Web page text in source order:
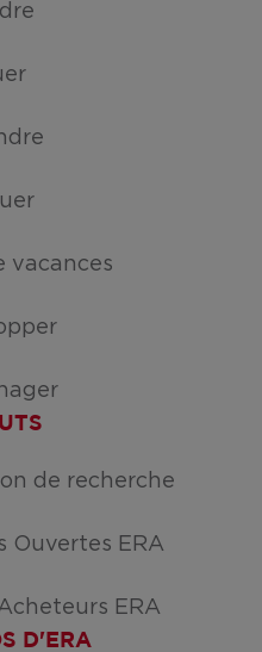
vacances
de recherche
Ouvertes ERA
ERA
D'ERA